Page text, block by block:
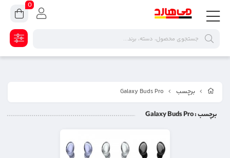
برچسب Galaxy Buds Pro
برچسب: Galaxy Buds Pro
0